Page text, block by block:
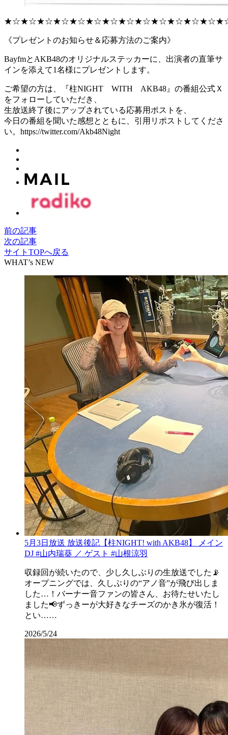
《プレゼントのお知らせ＆応募方法のご案内》
BayfmとAKB48のオリジナルステッカーに、出演者の直筆サ
インを添えて1名様にプレゼントします。
ご希望の方は、『柱NIGHT WITH AKB48』の番組公式Ｘ
をフォローしていただき、
生放送終了後にアップされている応募用ポストを、
今日の番組を聞いた感想とともに、引用リポストしてくださ
い。https://twitter.com/Akb48Night
前の記事
次の記事
サイトTOPへ戻る
WHAT’s NEW
5月3日放送 放送後記【柱NIGHT! with AKB48】 メイン
DJ #山内瑞葵 ／ ゲスト #山根涼羽
収録回が続いたので、少し久しぶりの生放送でした📡
オープニングでは、久しぶりの“アノ音”が飛び出しま
した…！バーナー音ファンの皆さん、お待たせいたし
ました📢ずっきーが大好きなチーズのかき氷が復活！
とい……
2026/5/24